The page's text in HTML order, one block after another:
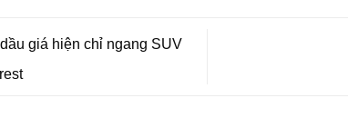
giá hiện chỉ ngang SUV